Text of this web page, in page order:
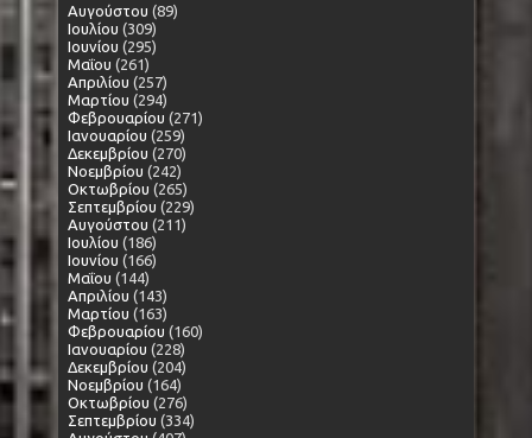
Αυγούστου (89)
Ιουλίου (309)
Ιουνίου (295)
Μαΐου (261)
Απριλίου (257)
Μαρτίου (294)
Φεβρουαρίου (271)
Ιανουαρίου (259)
Δεκεμβρίου (270)
Νοεμβρίου (242)
Οκτωβρίου (265)
Σεπτεμβρίου (229)
Αυγούστου (211)
Ιουλίου (186)
Ιουνίου (166)
Μαΐου (144)
Απριλίου (143)
Μαρτίου (163)
Φεβρουαρίου (160)
Ιανουαρίου (228)
Δεκεμβρίου (204)
Νοεμβρίου (164)
Οκτωβρίου (276)
Σεπτεμβρίου (334)